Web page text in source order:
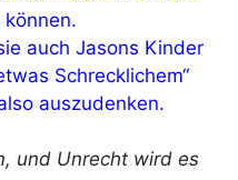
auch Jasons Kinder
Schrecklichem“
auszudenken.
und Unrecht wird es